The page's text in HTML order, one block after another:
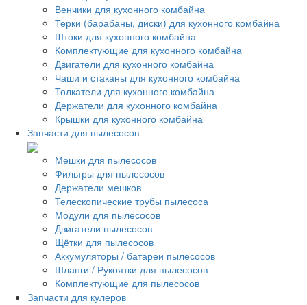
Венчики для кухонного комбайна
Терки (барабаны, диски) для кухонного комбайна
Штоки для кухонного комбайна
Комплектующие для кухонного комбайна
Двигатели для кухонного комбайна
Чаши и стаканы для кухонного комбайна
Толкатели для кухонного комбайна
Держатели для кухонного комбайна
Крышки для кухонного комбайна
Запчасти для пылесосов
Мешки для пылесосов
Фильтры для пылесосов
Держатели мешков
Телескопические трубы пылесоса
Модули для пылесосов
Двигатели пылесосов
Щётки для пылесосов
Аккумуляторы / батареи пылесосов
Шланги / Рукоятки для пылесосов
Комплектующие для пылесосов
Запчасти для кулеров